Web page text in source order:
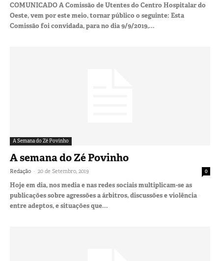
COMUNICADO A Comissão de Utentes do Centro Hospitalar do
Oeste, vem por este meio, tornar público o seguinte: Esta
Comissão foi convidada, para no dia 9/9/2019,...
A Semana do Zé Povinho
A semana do Zé Povinho
Redação - 20 de Setembro, 2019 0
Hoje em dia, nos media e nas redes sociais multiplicam-se as
publicações sobre agressões a árbitros, discussões e violência
entre adeptos, e situações que...